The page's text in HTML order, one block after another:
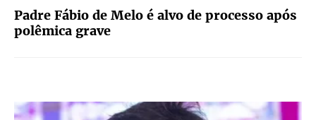
Padre Fábio de Melo é alvo de processo após
polêmica grave